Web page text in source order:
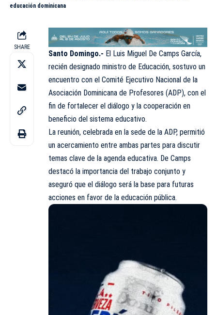
educación dominicana
SHARE
Santo Domingo.- El Luis Miguel De Camps García,
recién designado ministro de Educación, sostuvo un
encuentro con el Comité Ejecutivo Nacional de la
Asociación Dominicana de Profesores (ADP), con el
fin de fortalecer el diálogo y la cooperación en
beneficio del sistema educativo.
La reunión, celebrada en la sede de la ADP, permitió
un acercamiento entre ambas partes para discutir
temas clave de la agenda educativa. De Camps
destacó la importancia del trabajo conjunto y
aseguró que el diálogo será la base para futuras
acciones en favor de la educación pública.